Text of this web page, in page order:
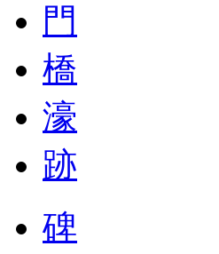
門
橋
濠
跡
碑